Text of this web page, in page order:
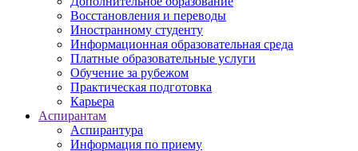
Восстановления и переводы
Иностранному студенту
Информационная образовательная среда
Платные образовательные услуги
Обучение за рубежом
Практическая подготовка
Карьера
Аспирантам
Аспирантура
Информация по приему